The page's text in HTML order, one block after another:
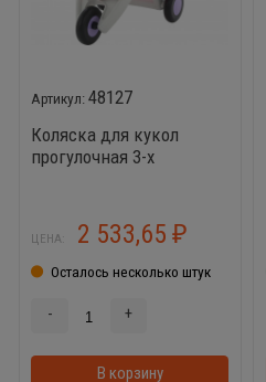
48127
Коляска для кукол
прогулочная 3-х
ЦЕНА: 2 533,65 ₽
Осталось несколько штук
- +
В корзину